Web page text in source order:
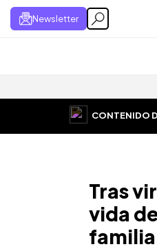
Newsletter
CONTENIDO
Tras
vida